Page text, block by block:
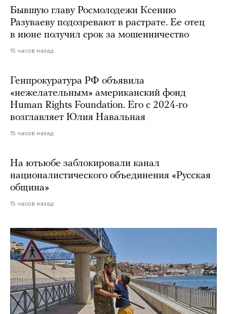
Бывшую главу Росмолодежи Ксению
Разуваеву подозревают в растрате. Ее отец
в июне получил срок за мошенничество
15 часов назад
Генпрокуратура РФ объявила
«нежелательным» американский фонд
Human Rights Foundation. Его с 2024-го
возглавляет Юлия Навальная
15 часов назад
На ютьюбе заблокировали канал
националистического объединения «Русская
община»
15 часов назад